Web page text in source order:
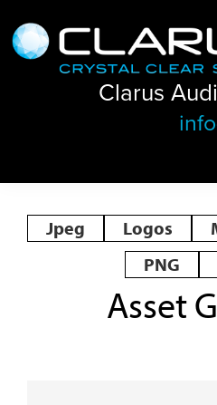
to
main
to
footer
Clarus
Audiophile
Collection
Clarus
Jpeg Logos
PNG
Asset